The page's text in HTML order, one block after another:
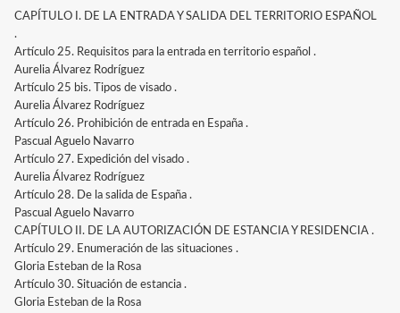
CAPÍTULO I. DE LA ENTRADA Y SALIDA DEL TERRITORIO ESPAÑOL
.
Artículo 25. Requisitos para la entrada en territorio español .
Aurelia Álvarez Rodríguez
Artículo 25 bis. Tipos de visado .
Aurelia Álvarez Rodríguez
Artículo 26. Prohibición de entrada en España .
Pascual Aguelo Navarro
Artículo 27. Expedición del visado .
Aurelia Álvarez Rodríguez
Artículo 28. De la salida de España .
Pascual Aguelo Navarro
CAPÍTULO II. DE LA AUTORIZACIÓN DE ESTANCIA Y RESIDENCIA .
Artículo 29. Enumeración de las situaciones .
Gloria Esteban de la Rosa
Artículo 30. Situación de estancia .
Gloria Esteban de la Rosa